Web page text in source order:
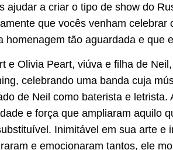
ajudar a criar o tipo de show do
que vocês venham
homenagem tão aguardada e que
e Olivia Peart, viúva e filha de
celebrando uma banda cuja
de Neil como baterista e
e força que ampliaram aquilo
Inimitável em sua arte
e emocionaram tantos, ele